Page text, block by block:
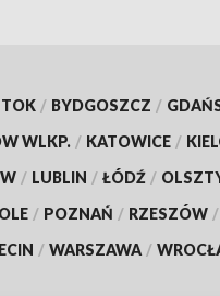
/ BYDGOSZCZ /
WLKP. / KATOWICE /
/ LUBLIN / ŁÓDŹ /
/ POZNAŃ / RZESZÓW /
/ WARSZAWA /